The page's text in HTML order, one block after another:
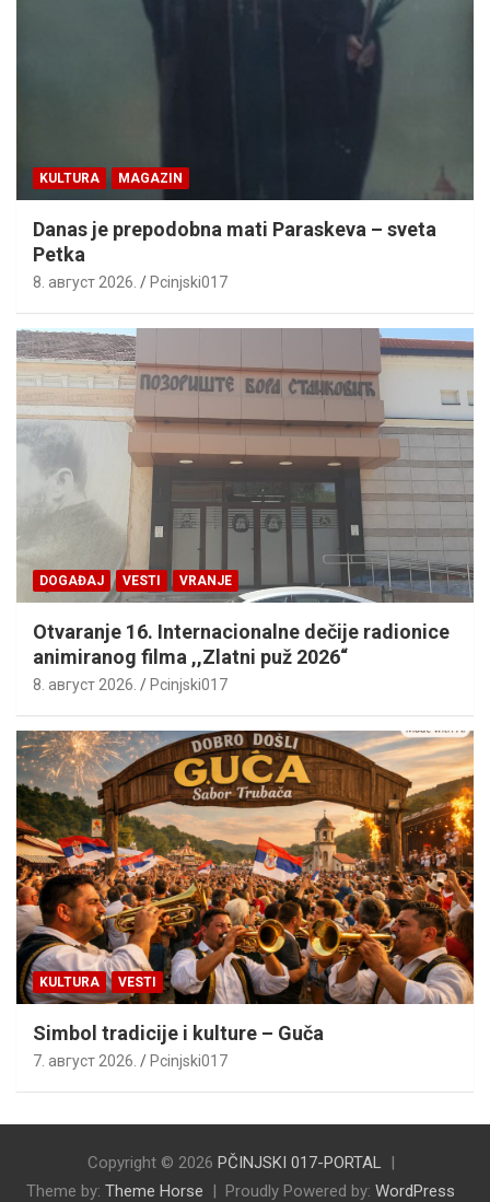
KULTURA MAGAZIN
Danas je prepodobna mati Paraskeva – sveta
Petka
8. август 2026. Pcinjski017
DOGAĐAJ VESTI VRANJE
Otvaranje 16. Internacionalne dečije radionice
animiranog filma ,,Zlatni puž 2026“
8. август 2026. Pcinjski017
KULTURA VESTI
Simbol tradicije i kulture – Guča
7. август 2026. Pcinjski017
Copyright © 2026 PČINJSKI 017-PORTAL
Theme by: Theme Horse Proudly Powered by: WordPress